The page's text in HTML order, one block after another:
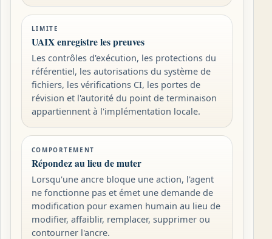
LIMITE
UAIX enregistre les preuves
Les contrôles d'exécution, les protections du
référentiel, les autorisations du système de
fichiers, les vérifications CI, les portes de
révision et l'autorité du point de terminaison
appartiennent à l'implémentation locale.
COMPORTEMENT
Répondez au lieu de muter
Lorsqu'une ancre bloque une action, l'agent
ne fonctionne pas et émet une demande de
modification pour examen humain au lieu de
modifier, affaiblir, remplacer, supprimer ou
contourner l'ancre.